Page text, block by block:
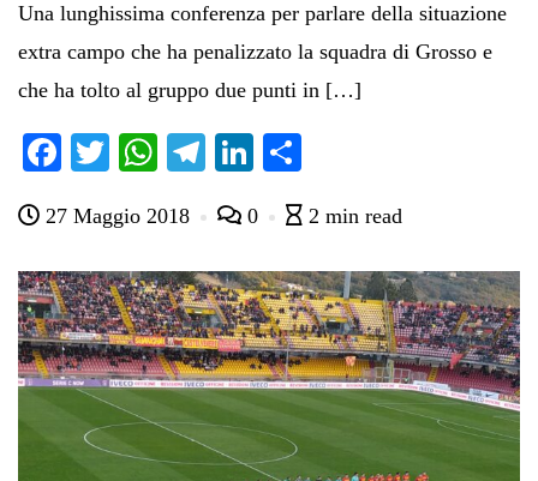
Una lunghissima conferenza per parlare della situazione
extra campo che ha penalizzato la squadra di Grosso e
che ha tolto al gruppo due punti in […]
Fa
bo
ok
T
tte
r
W
ts
A
pp
Te
gr
a
m
Li
ed
In
di
vi
di
27 Maggio 2018 0 2 min read